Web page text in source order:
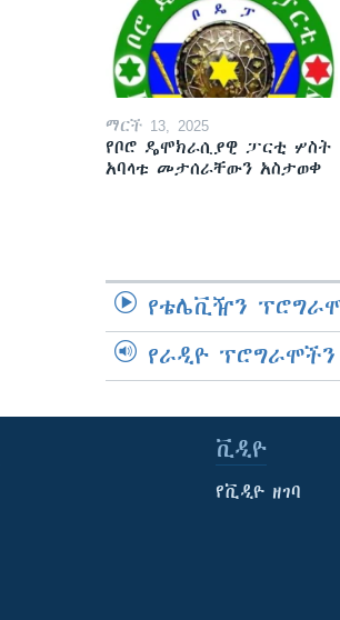
ማርች 13, 2025
የቦሮ ዴሞክራሲያዊ ፓርቲ ሦስት
አባላቱ መታሰራቸውን አስታወቀ
የቴሌቪዥን
የራዲዮ
ቪዲዮ
የቪዲዮ ዘገባ